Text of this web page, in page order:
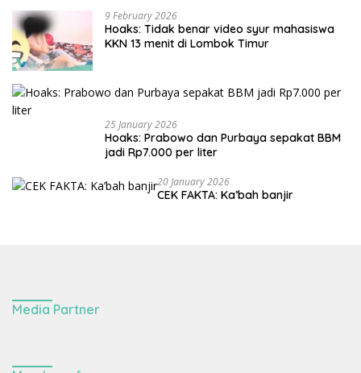
9 February 2026
Hoaks: Tidak benar video syur mahasiswa
KKN 13 menit di Lombok Timur
25 January 2026
Hoaks: Prabowo dan Purbaya sepakat BBM
jadi Rp7.000 per liter
20 January 2026
CEK FAKTA: Ka’bah banjir
Media Partner